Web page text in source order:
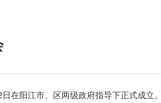
在阳江市、区两级政府指导下正式成